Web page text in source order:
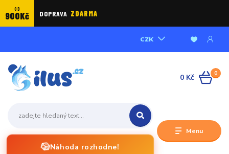
OD
900Kč DOPRAVA ZDARMA
Menu
CZK
🎲Náhoda rozhodne!
0
0 Kč